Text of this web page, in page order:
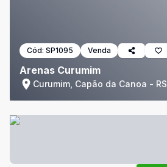
Cód: SP1095 Venda
Arenas Curumim
Curumim, Capão da Canoa - RS